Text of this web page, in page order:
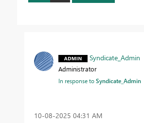
Syndicate_Admin
Administrator
In response toSyndicate_Admin
‎10-08-2025 04:31 AM